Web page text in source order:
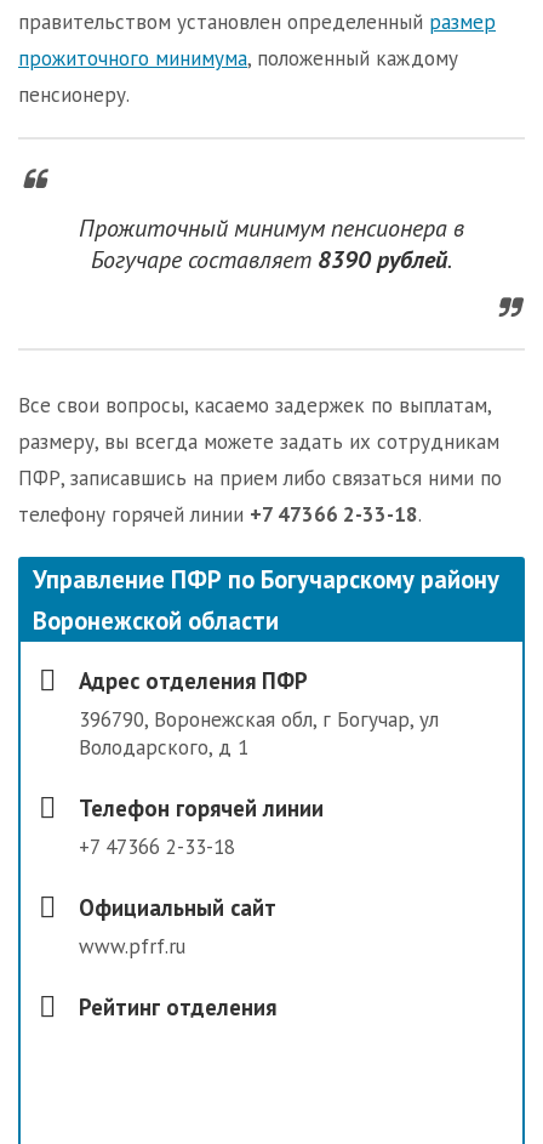
правительством установлен определенный размер
прожиточного минимума, положенный каждому
пенсионеру.
Прожиточный минимум пенсионера в
Богучаре составляет 8390 рублей.
Все свои вопросы, касаемо задержек по выплатам,
размеру, вы всегда можете задать их сотрудникам
ПФР, записавшись на прием либо связаться ними по
телефону горячей линии +7 47366 2-33-18.
Управление ПФР по Богучарскому району
Воронежской области
Адрес отделения ПФР
396790, Воронежская обл, г Богучар, ул
Володарского, д 1
Телефон горячей линии
+7 47366 2-33-18
Официальный сайт
www.pfrf.ru
Рейтинг отделения